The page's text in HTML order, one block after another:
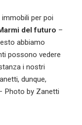
B
immobili per poi
del futuro –
abbiamo
possono vedere
i nostri
dunque,
Photo by Zanetti